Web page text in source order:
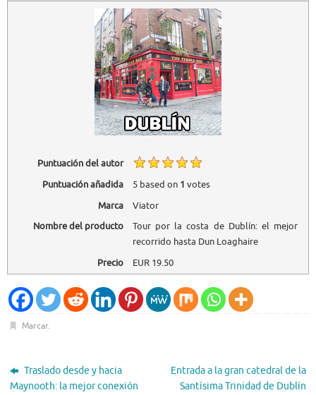
Puntuación del autor
Puntuación añadida
5based on 1 votes
Marca
Viator
Nombre del producto
Tour por la costa de Dublín: el mejor
recorrido hasta Dun Loaghaire
Precio
EUR19.50
Marcar.
Traslado desde y hacia
Maynooth: la mejor conexión
Entrada a la gran catedral de la
Santísima Trinidad de Dublín